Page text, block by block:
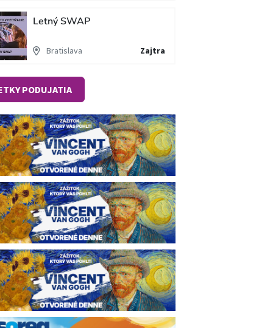
Letný SWAP
Bratislava Zajtra
PODUJATIA